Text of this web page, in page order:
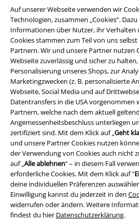
Auf unserer Webseite verwenden wir
Technologien, zusammen „Cookies“.
Informationen über Nutzer, ihr Verhalten
Cookies stammen zum Teil von uns
Partnern. Wir und unsere Partner nutzen
Webseite zuverlässig und sicher zu
Personalisierung unseres Shops, zur
Marketingzwecken (z. B. personalisierte
Webseite, Social Media und auf
Datentransfers in die USA vorgenommen
Partnern, welche nach dem aktuell
Angemessenheitsbeschluss unterliegen
zertifiziert sind. Mit dem Klick auf „Geht
und unsere Partner Cookies nutzen
der Verwendung von Cookies auch nicht
auf „Alle ablehnen“ – in diesem Fall
erforderliche Cookies. Mit dem Klick auf "
deine individuellen Präferenzen
Einwilligung kannst du jederzeit in den
widerrufen oder ändern. Weitere
findest du hier Datenschutzerklärung.
Über EMP
EMP Events
Partnerprogramm
EMP Stores
Nachhaltigkeit
Jobs bei EMP
Community